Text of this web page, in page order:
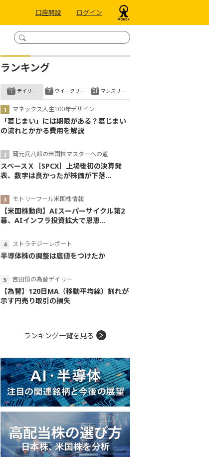
口座開設 ログイン
ランキング
デイリー
マネックス人生100年デザイン
「墓じまい」には期限がある？墓じまい
の流れとかかる費用を解説
岡元兵八郎の米国株マスターへの道
スペースＸ［SPCX］上場後初の決算発
表、数字は良かったが株価が下落...
モトリーフール米国株情報
【米国株動向】AIスーパーサイクル第2
幕、AIインフラ投資拡大で恩恵...
ストラテジーレポート
半導体株の調整は底値をつけたか
吉田恒の為替デイリー
【為替】120日MA（移動平均線）割れが
示す円売り取引の損失
ウイークリー マンスリー
ランキング一覧を見る